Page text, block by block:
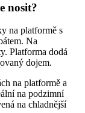
nosit?
na platformě s
Na
Platforma dodá
dojem.
na platformě a
na podzimní
na chladnější